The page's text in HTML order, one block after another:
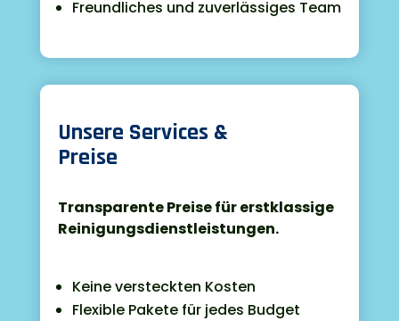
Freundliches und zuverlässiges Team
Unsere Services &
Preise
Transparente Preise für erstklassige
Reinigungsdienstleistungen.
Keine versteckten Kosten
Flexible Pakete für jedes Budget